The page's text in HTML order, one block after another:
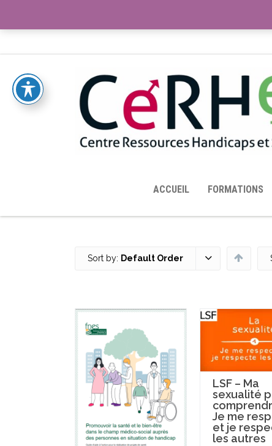
TOUTES LES RESSOURCES MISES À
ACCUEIL FORMATIONS
Sort by: Default Order
LSF – Ma
sexualité
Je me
et je
les autres